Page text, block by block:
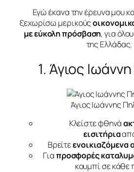
Εγώ έκανα την έρευνα μου
ξεχωρίσω μερικούς
με εύκολη πρόσβαση, για
της Ελλάδας.
1. Άγιος
Άγιος Ιωάννης
Κλείστε φθηνά
εισιτήρια
Βρείτεενοικιαζόμενα
Γιαπροσφορές
κουμπί σε κάθε